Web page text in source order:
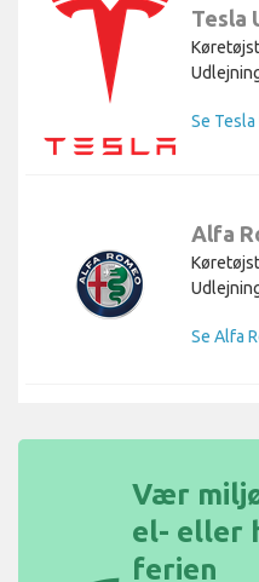
Tesla
Se
Alfa
Se Alfa
Vær
el- eller
ferien